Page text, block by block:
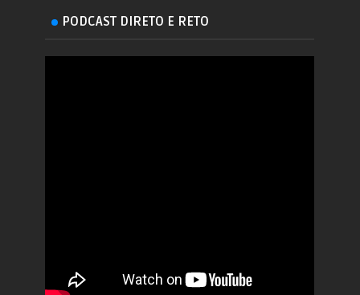
PODCAST DIRETO E RETO